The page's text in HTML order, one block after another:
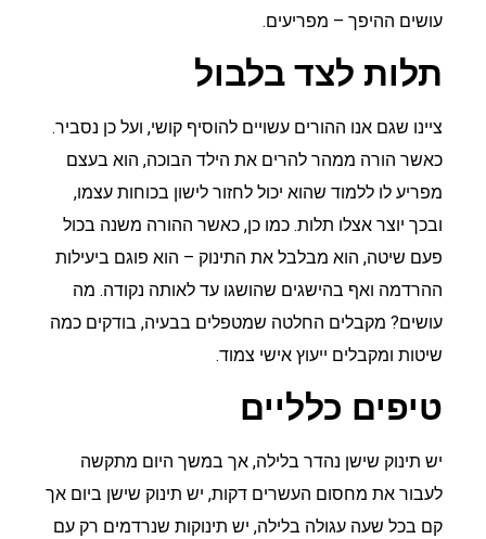
עושים ההיפך – מפריעים.
תלות לצד בלבול
ציינו שגם אנו ההורים עשויים להוסיף קושי, ועל כן נסביר.
כאשר הורה ממהר להרים את הילד הבוכה, הוא בעצם
מפריע לו ללמוד שהוא יכול לחזור לישון בכוחות עצמו,
ובכך יוצר אצלו תלות. כמו כן, כאשר ההורה משנה בכול
פעם שיטה, הוא מבלבל את התינוק – הוא פוגם ביעילות
ההרדמה ואף בהישגים שהושגו עד לאותה נקודה. מה
עושים? מקבלים החלטה שמטפלים בבעיה, בודקים כמה
שיטות ומקבלים ייעוץ אישי צמוד.
טיפים כלליים
יש תינוק שישן נהדר בלילה, אך במשך היום מתקשה
לעבור את מחסום העשרים דקות, יש תינוק שישן ביום אך
קם בכל שעה עגולה בלילה, יש תינוקות שנרדמים רק עם